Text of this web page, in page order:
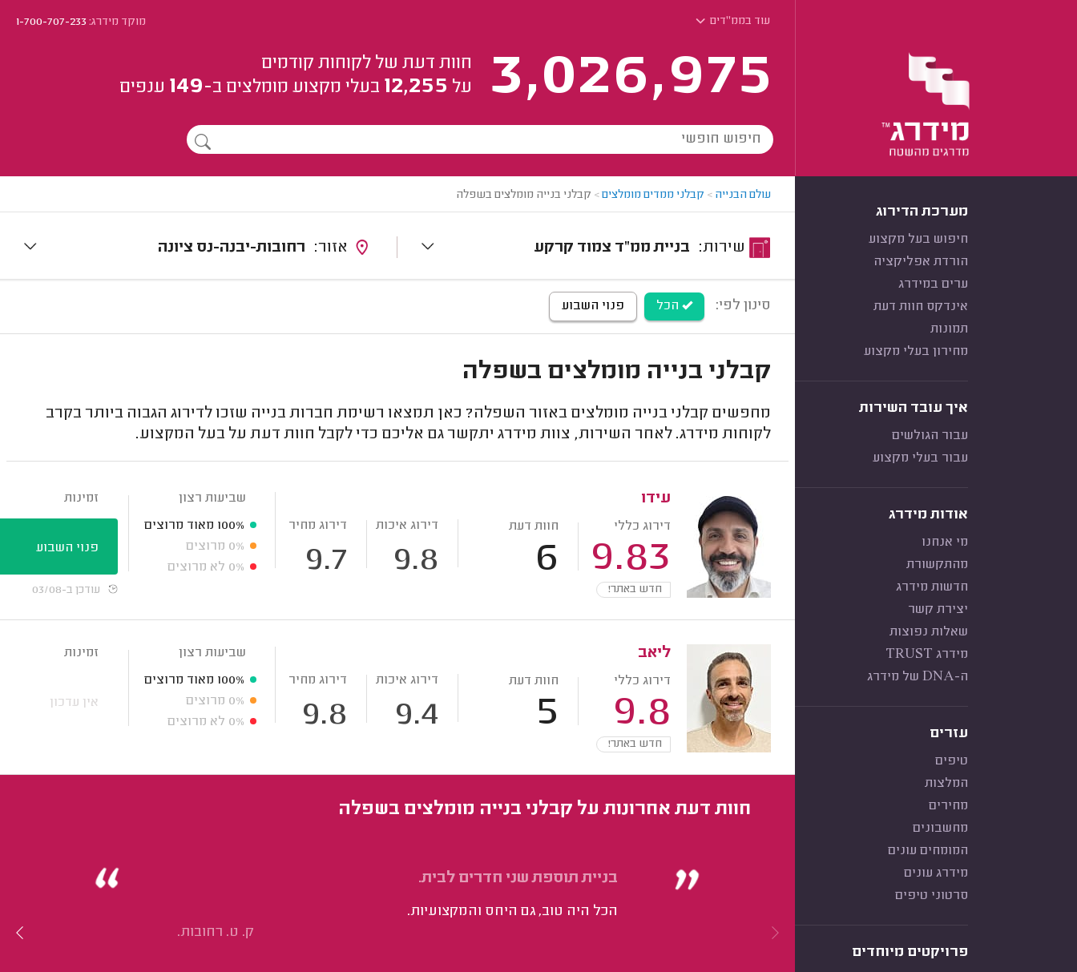
עוד בממ"דים מוקד מידרג:1-700-707-233
3,026,975
חוות דעת של לקוחות קודמים
על 12,255 בעלי מקצוע מומלצים ב-149 ענפים
מערכת הדירוג
חיפוש בעל מקצוע
הורדת אפליקציה
ערים במידרג
אינדקס חוות דעת
תמונות
מחירון בעלי מקצוע
איך עובד השירות
עבור הגולשים
עבור בעלי מקצוע
אודות מידרג
מי אנחנו
מהתקשורת
חדשות מידרג
יצירת קשר
שאלות נפוצות
מידרג TRUST
ה-DNA של מידרג
עזרים
טיפים
המלצות
מחירים
מחשבונים
המומחים עונים
מידרג עונים
סרטוני טיפים
פרויקטים מיוחדים
עולם הבנייה > קבלני ממדים מומלצים> קבלני בנייה מומלצים בשפלה
בניית ממ"ד צמוד קרקע רחובות-יבנה-נס ציונה
סינון לפי: הכל פנוי השבוע
קבלני בנייה מומלצים בשפלה
מחפשים קבלני בנייה מומלצים באזור השפלה? כאן תמצאו רשימת חברות בנייה שזכו לדירוג הגבוה ביותר בקרב
לקוחות מידרג. לאחר השירות, צוות מידרג יתקשר גם אליכם כדי לקבל חוות דעת על בעל המקצוע.
עידו
דירוג כללי
9.83
חוות דעת
6
דירוג איכות
9.8
דירוג מחיר
9.7
חדש באתר!
שביעות רצון
100% מאוד מרוצים
0% מרוצים
0% לא מרוצים
זמינות
פנוי השבוע
עודכן ב-03/08
ליאב
דירוג כללי
9.8
חוות דעת
5
דירוג איכות
9.4
דירוג מחיר
9.8
חדש באתר!
שביעות רצון
100% מאוד מרוצים
0% מרוצים
0% לא מרוצים
זמינות
אין עדכון
חוות דעת אחרונות על קבלני בנייה מומלצים בשפלה
בניית תוספת שני חדרים לבית.
הכל היה טוב, גם היחס והמקצועיות.
ק. ט. רחובות.